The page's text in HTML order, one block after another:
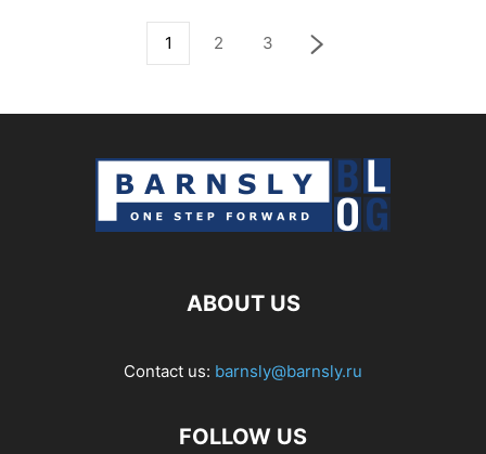
1 2 3
ABOUT US
Contact us: barnsly@barnsly.ru
FOLLOW US